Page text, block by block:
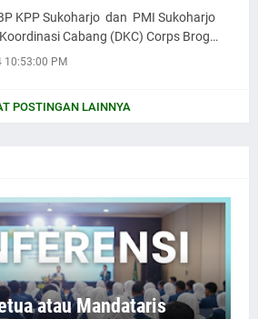
KPP Sukoharjo dan PMI Sukoharjo
Cabang (DKC) Corps Brog…
PM
POSTINGAN LAINNYA
atau Mandataris